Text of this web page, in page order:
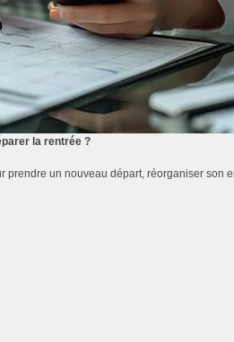
la rentrée ?
prendre un nouveau départ, réorganiser son